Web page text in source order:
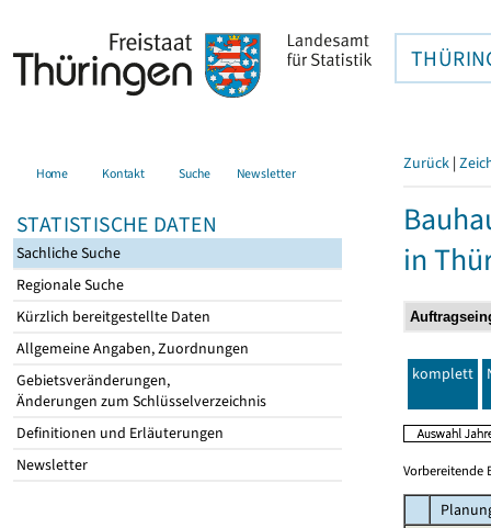
Home Kontakt Suche Newsletter
STATISTISCHE DATEN
Sachliche Suche
Regionale Suche
Kürzlich bereitgestellte Daten
Allgemeine Angaben, Zuordnungen
Gebietsveränderungen,
Änderungen zum Schlüsselverzeichnis
Definitionen und Erläuterungen
Newsletter
Zurück |
in
komplett
Vorbereitende